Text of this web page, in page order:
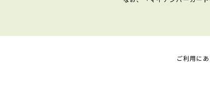
ご利用に